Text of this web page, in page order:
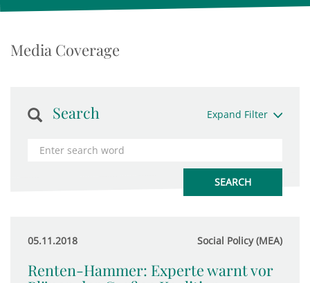
Media Coverage
Search Expand Filter
05.11.2018 Social Policy (MEA)
Renten-Hammer: Experte warnt vor